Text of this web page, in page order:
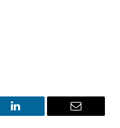
LinkedIn Email